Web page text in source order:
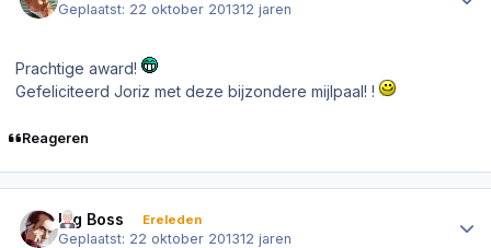
Geplaatst: 22 oktober 201312 jaren
Prachtige award!
Gefeliciteerd Joriz met deze bijzondere mijlpaal! !
Reageren
Big Boss Ereleden
Geplaatst: 22 oktober 201312 jaren